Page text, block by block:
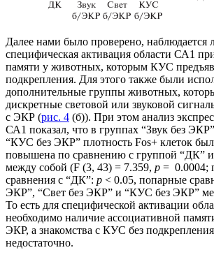
Далее нами было проверено, наблюдается
специфическая активация области СА1
памяти у животных, которым КУС
подкрепления. Для этого также были
дополнительные группы животных,
дискретные световой или звуковой
с ЭКР (рис. 4 (б)). При этом анализ
СА1 показал, что в группах “Звук без
“КУС без ЭКР” плотность Fos+ клеток
повышена по сравнению с группой “ДК” и
между собой (F (3, 43) = 7.359, p = 0.0004;
сравнения с “ДК”: p < 0.05, попарные
ЭКР”, “Свет без ЭКР” и “КУС без ЭКР”
То есть для специфической активации
необходимо наличие ассоциативной
ЭКР, а знакомства с КУС без
недостаточно.